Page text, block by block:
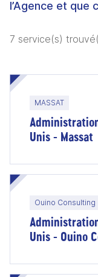
l’Agence et que
7 service(s)
MASSAT
Unis - Massat
Ouino Consulting
Unis - Ouino